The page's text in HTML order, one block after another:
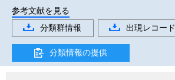
参考文献を見る
分類群情報
出現レコード
分類情報の提供